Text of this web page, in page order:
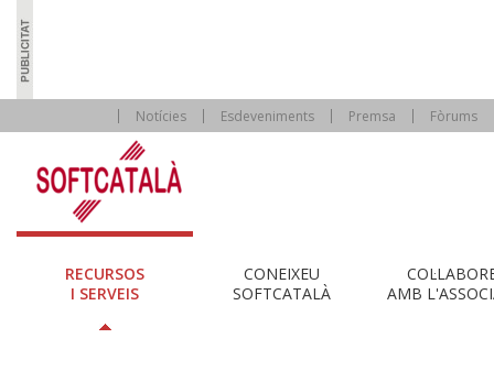
Notícies Esdeveniments Premsa Fòrums
RECURSOS
I SERVEIS
CONEIXEU
SOFTCATALÀ
AMB